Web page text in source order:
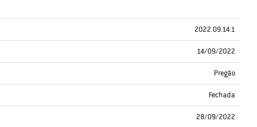
2022.09.14.1
14/09/2022
Pregão
Fechada
28/09/2022